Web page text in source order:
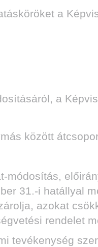
a
a
között
31.-i hatállyal
azokat
rendelet